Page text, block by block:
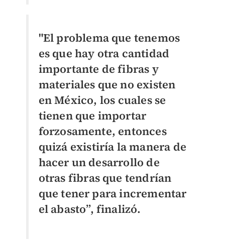
"El problema que tenemos
es que hay otra cantidad
importante de fibras y
materiales que no existen
enMéxico, los cuales se
tienen que importar
forzosamente, entonces
quizá existiría la manera de
hacer un desarrollo de
otras fibras que tendrían
que tener para incrementar
el abasto”, finalizó.